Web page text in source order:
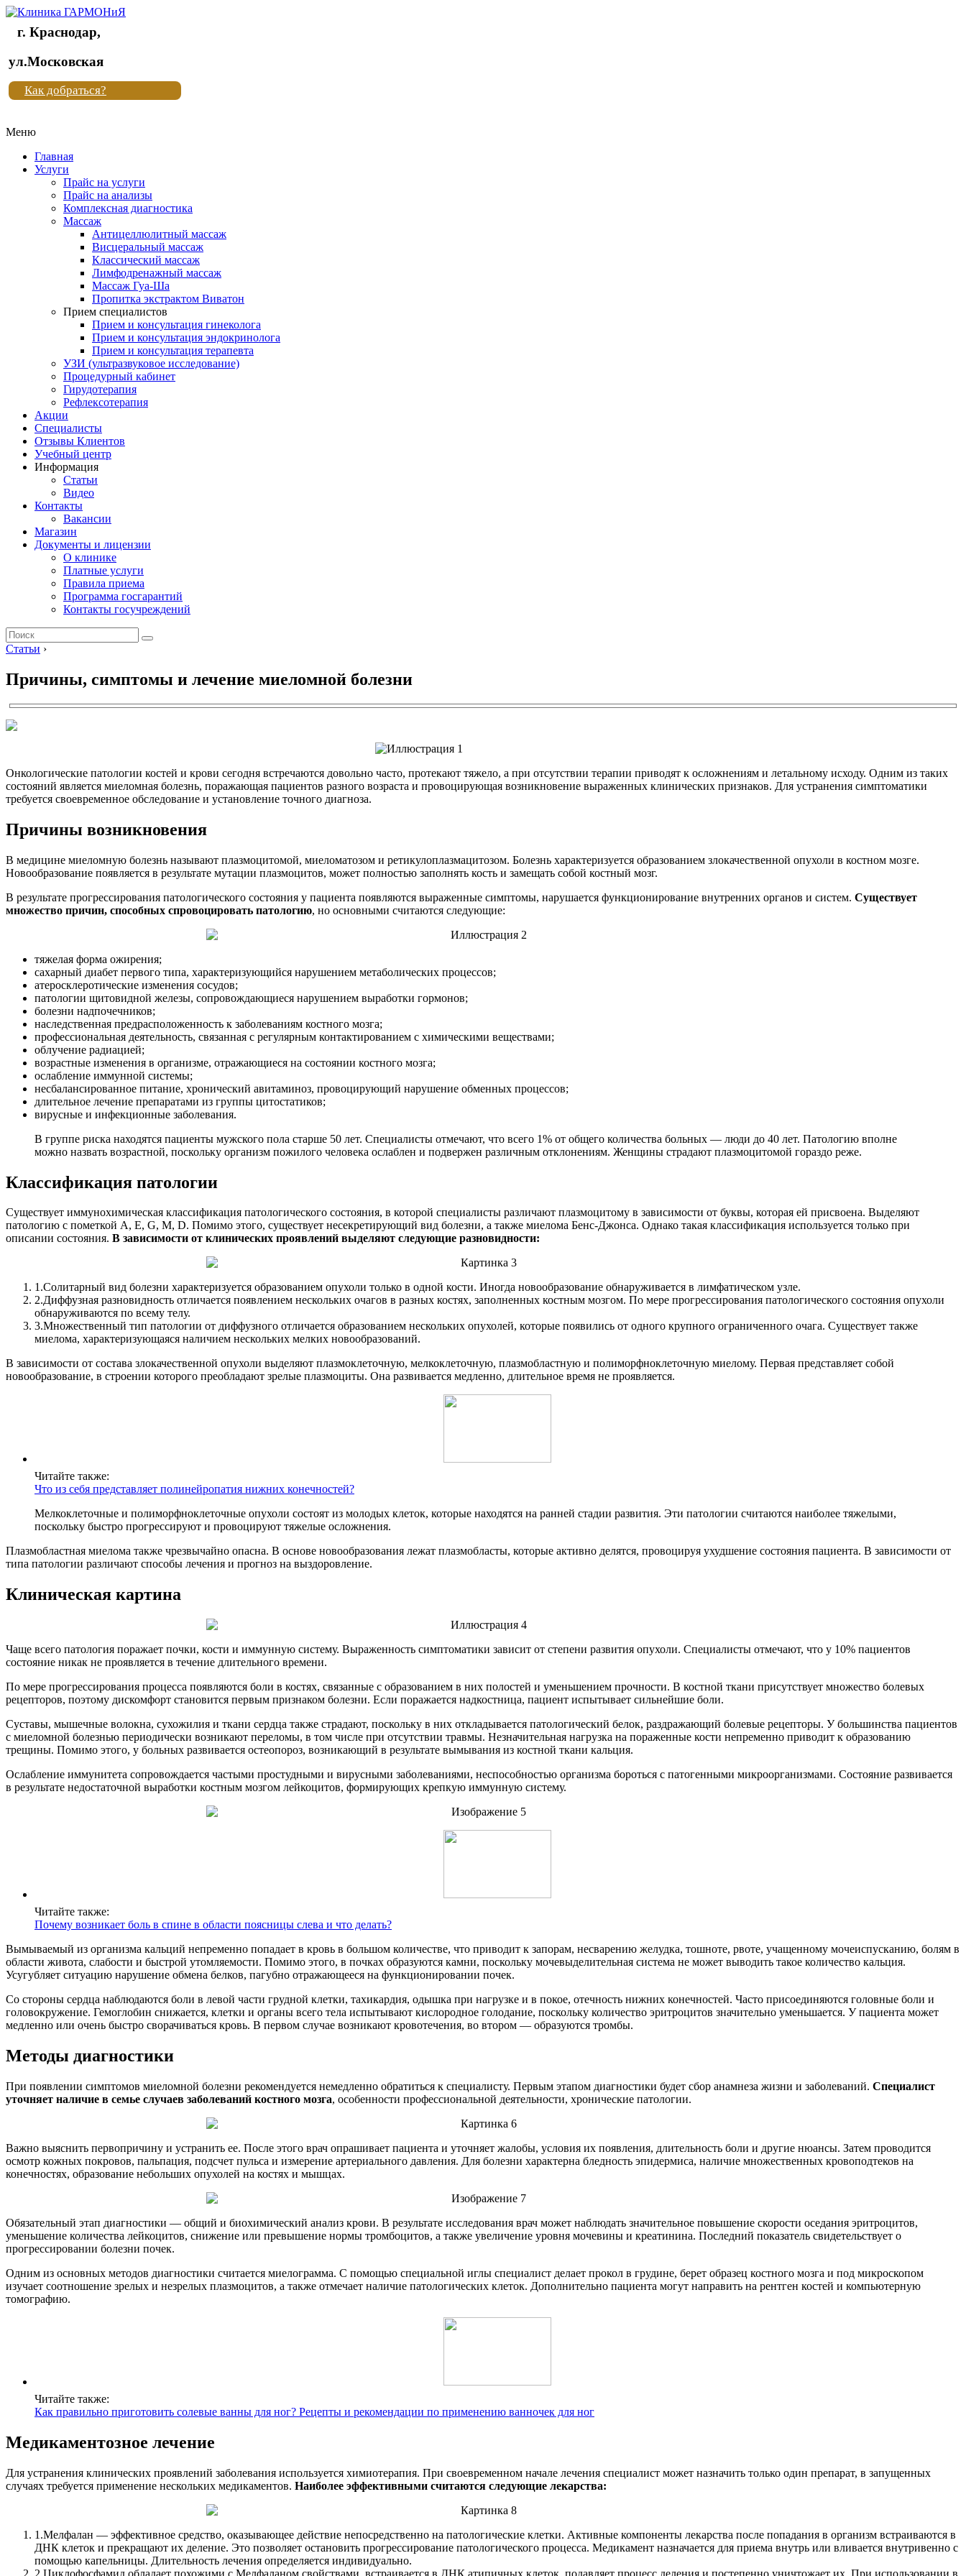
Клиника
"Новая
жизнь"
Клиника
жизнь"
г. Краснодар,
ул.Московская
Как добраться?
Меню
Главная
Услуги
Прайс на услуги
Прайс на анализы
Комплексная диагностика
Массаж
Антицеллюлитный массаж
Висцеральный массаж
Классический массаж
Лимфодренажный массаж
Массаж Гуа-Ша
Пропитка экстрактом Виватон
Прием специалистов
Прием и консультация гинеколога
Прием и консультация эндокринолога
Прием и консультация терапевта
УЗИ (ультразвуковое исследование)
Процедурный кабинет
Гирудотерапия
Рефлексотерапия
Акции
Специалисты
Отзывы Клиентов
Учебный центр
Информация
Статьи
Видео
Контакты
Вакансии
Магазин
Документы и лицензии
О клинике
Платные услуги
Правила приема
Программа госгарантий
Контакты госучреждений
Статьи ›
Причины, симптомы и лечение миеломной болезни
Онкологические патологии костей и крови сегодня встречаются довольно часто, протекают тяжело, а при отсутствии терапии приводят к осложнениям и летальному исходу. Одним из таких
состояний является миеломная болезнь, поражающая пациентов разного возраста и провоцирующая возникновение выраженных клинических признаков. Для устранения симптоматики
требуется своевременное обследование и установление точного диагноза.
Причины возникновения
В медицине миеломную болезнь называют плазмоцитомой, миеломатозом и ретикулоплазмацитозом. Болезнь характеризуется образованием злокачественной опухоли в костном мозге.
Новообразование появляется в результате мутации плазмоцитов, может полностью заполнять кость и замещать собой костный мозг.
В результате прогрессирования патологического состояния у пациента появляются выраженные симптомы, нарушается функционирование внутренних органов и систем. Существует
множество причин, способных спровоцировать патологию, но основными считаются следующие:
тяжелая форма ожирения;
сахарный диабет первого типа, характеризующийся нарушением метаболических процессов;
атеросклеротические изменения сосудов;
патологии щитовидной железы, сопровождающиеся нарушением выработки гормонов;
болезни надпочечников;
наследственная предрасположенность к заболеваниям костного мозга;
профессиональная деятельность, связанная с регулярным контактированием с химическими веществами;
облучение радиацией;
возрастные изменения в организме, отражающиеся на состоянии костного мозга;
ослабление иммунной системы;
несбалансированное питание, хронический авитаминоз, провоцирующий нарушение обменных процессов;
длительное лечение препаратами из группы цитостатиков;
вирусные и инфекционные заболевания.
В группе риска находятся пациенты мужского пола старше 50 лет. Специалисты отмечают, что всего 1% от общего количества больных — люди до 40 лет. Патологию вполне
можно назвать возрастной, поскольку организм пожилого человека ослаблен и подвержен различным отклонениям. Женщины страдают плазмоцитомой гораздо реже.
Классификация патологии
Существует иммунохимическая классификация патологического состояния, в которой специалисты различают плазмоцитому в зависимости от буквы, которая ей присвоена. Выделяют
патологию с пометкой A, E, G, M, D. Помимо этого, существует несекретирующий вид болезни, а также миелома Бенс-Джонса. Однако такая классификация используется только при
описании состояния. В зависимости от клинических проявлений выделяют следующие разновидности:
1.Солитарный вид болезни характеризуется образованием опухоли только в одной кости. Иногда новообразование обнаруживается в лимфатическом узле.
2.Диффузная разновидность отличается появлением нескольких очагов в разных костях, заполненных костным мозгом. По мере прогрессирования патологического состояния опухоли
обнаруживаются по всему телу.
3.Множественный тип патологии от диффузного отличается образованием нескольких опухолей, которые появились от одного крупного ограниченного очага. Существует также
миелома, характеризующаяся наличием нескольких мелких новообразований.
В зависимости от состава злокачественной опухоли выделяют плазмоклеточную, мелкоклеточную, плазмобластную и полиморфноклеточную миелому. Первая представляет собой
новообразование, в строении которого преобладают зрелые плазмоциты. Она развивается медленно, длительное время не проявляется.
Читайте также:
Что из себя представляет полинейропатия нижних конечностей?
Мелкоклеточные и полиморфноклеточные опухоли состоят из молодых клеток, которые находятся на ранней стадии развития. Эти патологии считаются наиболее тяжелыми,
поскольку быстро прогрессируют и провоцируют тяжелые осложнения.
Плазмобластная миелома также чрезвычайно опасна. В основе новообразования лежат плазмобласты, которые активно делятся, провоцируя ухудшение состояния пациента. В зависимости от
типа патологии различают способы лечения и прогноз на выздоровление.
Клиническая картина
Чаще всего патология поражает почки, кости и иммунную систему. Выраженность симптоматики зависит от степени развития опухоли. Специалисты отмечают, что у 10% пациентов
состояние никак не проявляется в течение длительного времени.
По мере прогрессирования процесса появляются боли в костях, связанные с образованием в них полостей и уменьшением прочности. В костной ткани присутствует множество болевых
рецепторов, поэтому дискомфорт становится первым признаком болезни. Если поражается надкостница, пациент испытывает сильнейшие боли.
Суставы, мышечные волокна, сухожилия и ткани сердца также страдают, поскольку в них откладывается патологический белок, раздражающий болевые рецепторы. У большинства пациентов
с миеломной болезнью периодически возникают переломы, в том числе при отсутствии травмы. Незначительная нагрузка на пораженные кости непременно приводит к образованию
трещины. Помимо этого, у больных развивается остеопороз, возникающий в результате вымывания из костной ткани кальция.
Ослабление иммунитета сопровождается частыми простудными и вирусными заболеваниями, неспособностью организма бороться с патогенными микроорганизмами. Состояние развивается
в результате недостаточной выработки костным мозгом лейкоцитов, формирующих крепкую иммунную систему.
Читайте также:
Почему возникает боль в спине в области поясницы слева и что делать?
Вымываемый из организма кальций непременно попадает в кровь в большом количестве, что приводит к запорам, несварению желудка, тошноте, рвоте, учащенному мочеиспусканию, болям в
области живота, слабости и быстрой утомляемости. Помимо этого, в почках образуются камни, поскольку мочевыделительная система не может выводить такое количество кальция.
Усугубляет ситуацию нарушение обмена белков, пагубно отражающееся на функционировании почек.
Со стороны сердца наблюдаются боли в левой части грудной клетки, тахикардия, одышка при нагрузке и в покое, отечность нижних конечностей. Часто присоединяются головные боли и
головокружение. Гемоглобин снижается, клетки и органы всего тела испытывают кислородное голодание, поскольку количество эритроцитов значительно уменьшается. У пациента может
медленно или очень быстро сворачиваться кровь. В первом случае возникают кровотечения, во втором — образуются тромбы.
Методы диагностики
При появлении симптомов миеломной болезни рекомендуется немедленно обратиться к специалисту. Первым этапом диагностики будет сбор анамнеза жизни и заболеваний. Специалист
уточняет наличие в семье случаев заболеваний костного мозга, особенности профессиональной деятельности, хронические патологии.
Важно выяснить первопричину и устранить ее. После этого врач опрашивает пациента и уточняет жалобы, условия их появления, длительность боли и другие нюансы. Затем проводится
осмотр кожных покровов, пальпация, подсчет пульса и измерение артериального давления. Для болезни характерна бледность эпидермиса, наличие множественных кровоподтеков на
конечностях, образование небольших опухолей на костях и мышцах.
Обязательный этап диагностики — общий и биохимический анализ крови. В результате исследования врач может наблюдать значительное повышение скорости оседания эритроцитов,
уменьшение количества лейкоцитов, снижение или превышение нормы тромбоцитов, а также увеличение уровня мочевины и креатинина. Последний показатель свидетельствует о
прогрессировании болезни почек.
Одним из основных методов диагностики считается миелограмма. С помощью специальной иглы специалист делает прокол в грудине, берет образец костного мозга и под микроскопом
изучает соотношение зрелых и незрелых плазмоцитов, а также отмечает наличие патологических клеток. Дополнительно пациента могут направить на рентген костей и компьютерную
томографию.
Читайте также:
Как правильно приготовить солевые ванны для ног? Рецепты и рекомендации по применению ванночек для ног
Медикаментозное лечение
Для устранения клинических проявлений заболевания используется химиотерапия. При своевременном начале лечения специалист может назначить только один препарат, в запущенных
случаях требуется применение нескольких медикаментов. Наиболее эффективными считаются следующие лекарства:
1.Мелфалан — эффективное средство, оказывающее действие непосредственно на патологические клетки. Активные компоненты лекарства после попадания в организм встраиваются в
ДНК клеток и прекращают их деление. Это позволяет остановить прогрессирование патологического процесса. Медикамент назначается для приема внутрь или вливается внутривенно с
помощью капельницы. Длительность лечения определяется индивидуально.
2. Циклофосфамид обладает похожими с Мелфаланом свойствами, встраивается в ДНК атипичных клеток, подавляет процесс деления и постепенно уничтожает их. При использовании в